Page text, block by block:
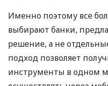
Именно поэтому все
выбирают банки,
решение, а не
подход позволяет
инструменты в одном